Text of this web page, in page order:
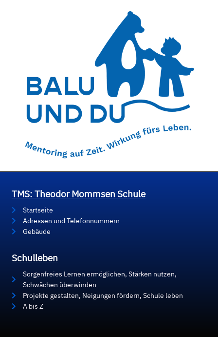
TMS: Theodor Mommsen Schule
Startseite
Adressen und Telefonnummern
Gebäude
Schulleben
Sorgenfreies Lernen ermöglichen, Stärken nutzen,
Schwächen überwinden
Projekte gestalten, Neigungen fördern, Schule leben
A bis Z